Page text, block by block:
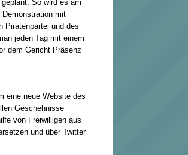
So wird es am
mit
Piratenpartei und des
jeden Tag mit einem
dem Gericht Präsenz
eine neue Website des
Geschehnisse
von Freiwilligen aus
und über Twitter